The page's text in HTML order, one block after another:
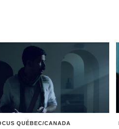
QUÉBEC/CANADA